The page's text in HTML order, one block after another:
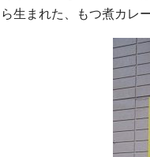
ら生まれた、もつ煮カレ